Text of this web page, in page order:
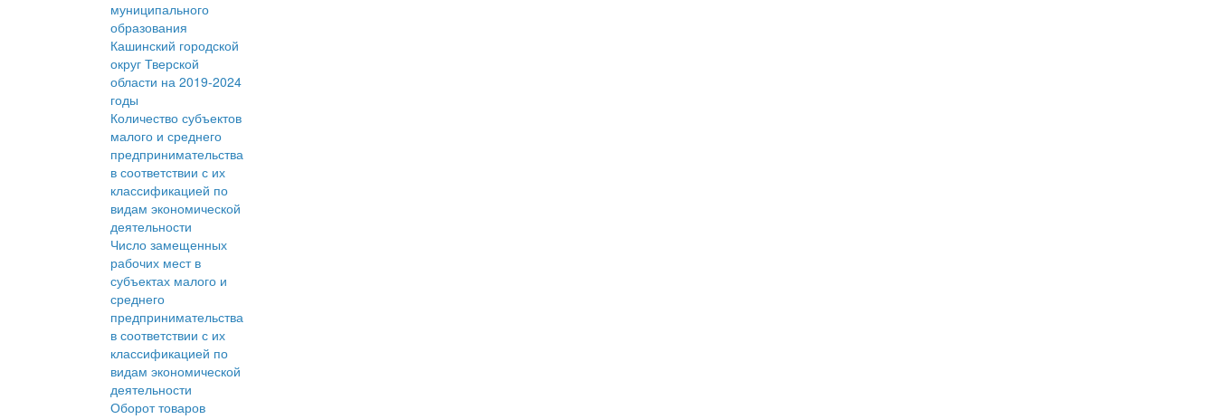
муниципального
образования
Кашинский городской
округ Тверской
области на 2019-2024
годы
Количество субъектов
малого и среднего
предпринимательства
в соответствии с их
классификацией по
видам экономической
деятельности
Число замещенных
рабочих мест в
субъектах малого и
среднего
предпринимательства
в соответствии с их
классификацией по
видам экономической
деятельности
Оборот товаров